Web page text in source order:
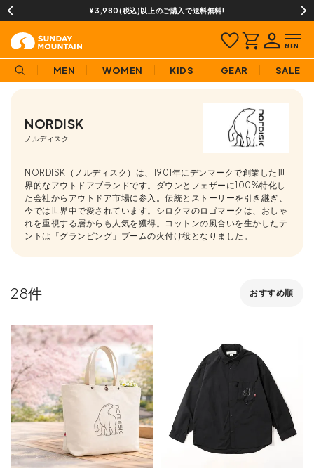
¥3,980(税込)以上のご購入で送料無料!
MEN WOMEN KIDS GEAR SALE
NORDISK
ノルディスク
NORDISK（ノルディスク）は、1901年にデンマークで創業した世
界的なアウトドアブランドです。ダウンとフェザーに100%特化し
た会社からアウトドア市場に参入。伝統とストーリーを引き継ぎ、
今では世界中で愛されています。シロクマのロゴマークは、おしゃ
れを重視する層からも人気を獲得。コットンの風合いを生かしたテ
ントは「グランピング」ブームの火付け役となりました。
おすすめ順
28